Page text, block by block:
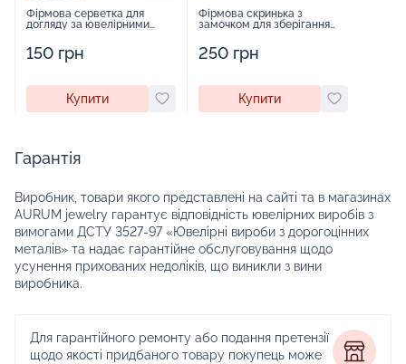
Фірмова серветка для
догляду за ювелірними
150 грн
Купити
Фірмова скринька з
замочком для зберігання
250 грн
Купити
Гарантія
Виробник, товари якого представлені на сайті та в магазинах
AURUM jewelry гарантує відповідність ювелірних виробів з
вимогами ДСТУ 3527-97 «Ювелірні вироби з дорогоцінних
металів» та надає гарантійне обслуговування щодо
усунення прихованих недоліків, що виникли з вини
виробника.
Для гарантійного ремонту або подання претензії
щодо якості придбаного товару покупець може